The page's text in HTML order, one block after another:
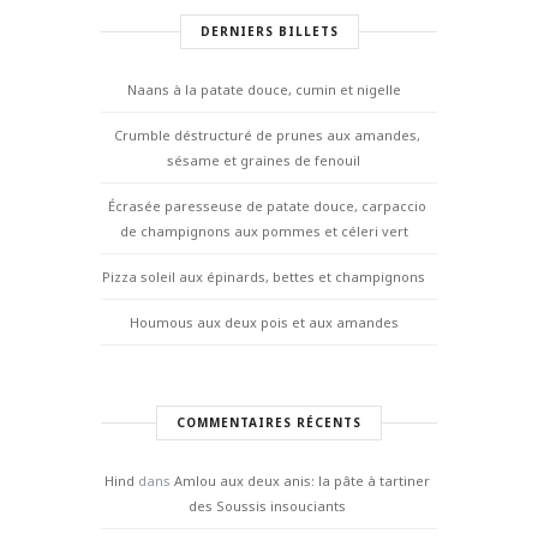
DERNIERS BILLETS
Naans à la patate douce, cumin et nigelle
Crumble déstructuré de prunes aux amandes,
sésame et graines de fenouil
Écrasée paresseuse de patate douce, carpaccio
de champignons aux pommes et céleri vert
Pizza soleil aux épinards, bettes et champignons
Houmous aux deux pois et aux amandes
COMMENTAIRES RÉCENTS
Hind dans Amlou aux deux anis: la pâte à tartiner
des Soussis insouciants